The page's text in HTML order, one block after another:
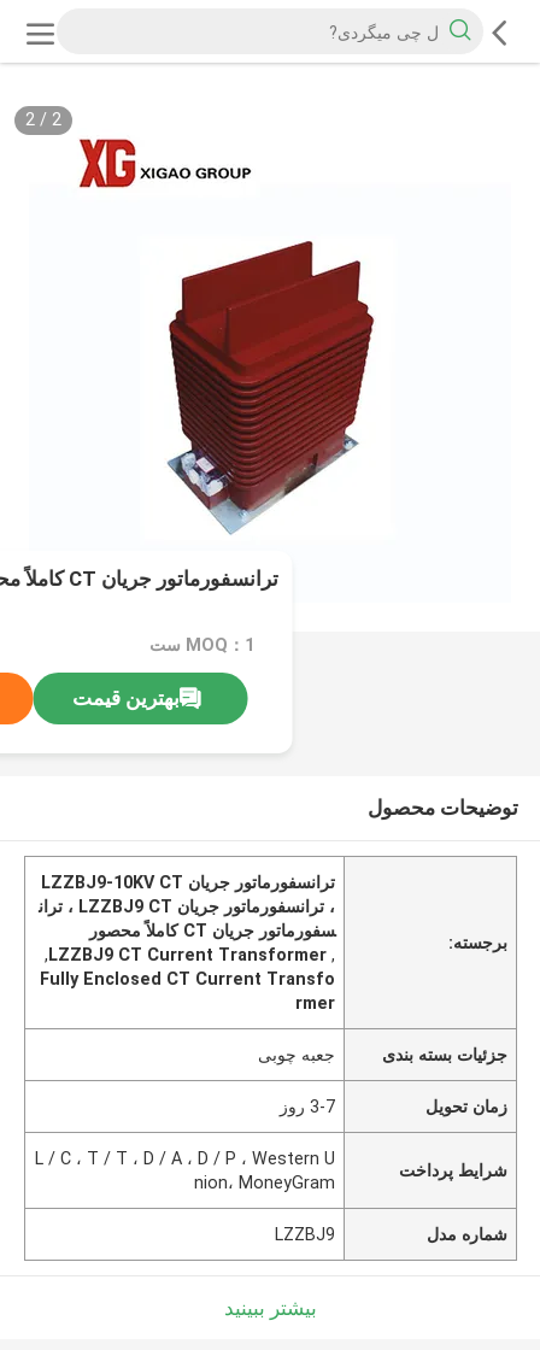
2
/
2
ترانسفورماتور جریان CT کاملاً محصور شده
MOQ：1 ست
بهترین قیمت
توضیحات محصول
برجسته:
ترانسفورماتور جریان LZZBJ9-10KV CT
، ترانسفورماتور جریان LZZBJ9 CT ، تران
سفورماتور جریان CT کاملاً محصور
,
LZZBJ9 CT Current Transformer
,
Fully Enclosed CT Current Transfo
rmer
جزئیات بسته بندی جعبه چوبی
زمان تحویل 3-7 روز
شرایط پرداخت
L / C ، T / T ، D / A ، D / P ، Western U
nion، MoneyGram
شماره مدل LZZBJ9
بیشتر ببینید